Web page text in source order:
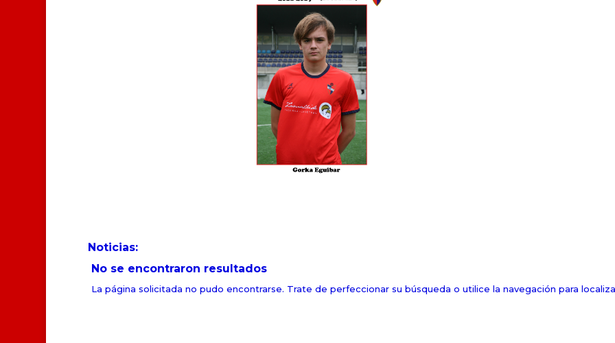
Noticias:
No se encontraron resultados
La página solicitada no pudo encontrarse. Trate de perfeccionar su búsqueda o utilice la navegación para